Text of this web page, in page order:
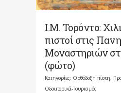
Ι.Μ. Τορόντο:
πιστοί στις
Μοναστηριών
(φώτο)
Κατηγορίες: Ορθόδοξη πίστη,
Οδοιπορικά-Τουρισμός